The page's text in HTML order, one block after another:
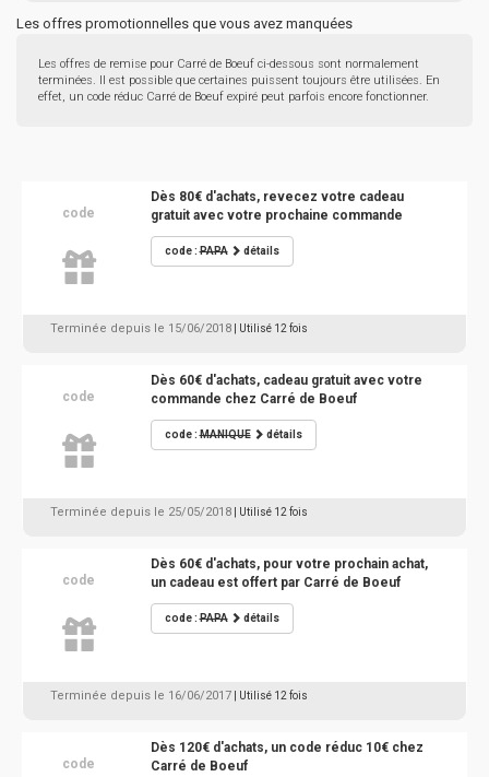
Les offres promotionnelles que vous avez manquées
Les offres de remise pour Carré de Boeuf ci-dessous sont normalement
terminées. Il est possible que certaines puissent toujours être utilisées. En
effet, un code réduc Carré de Boeuf expiré peut parfois encore fonctionner.
code
Dès 80€ d'achats, revecez votre cadeau
gratuit avec votre prochaine commande
code :PAPA détails
Terminée depuis le 15/06/2018 | Utilisé 12 fois
code
Dès 60€ d'achats, cadeau gratuit avec votre
commande chez Carré de Boeuf
code :MANIQUE détails
Terminée depuis le 25/05/2018 | Utilisé 12 fois
code
Dès 60€ d'achats, pour votre prochain achat,
un cadeau est offert par Carré de Boeuf
code :PAPA détails
Terminée depuis le 16/06/2017 | Utilisé 12 fois
code
Dès 120€ d'achats, un code réduc 10€ chez
Carré de Boeuf